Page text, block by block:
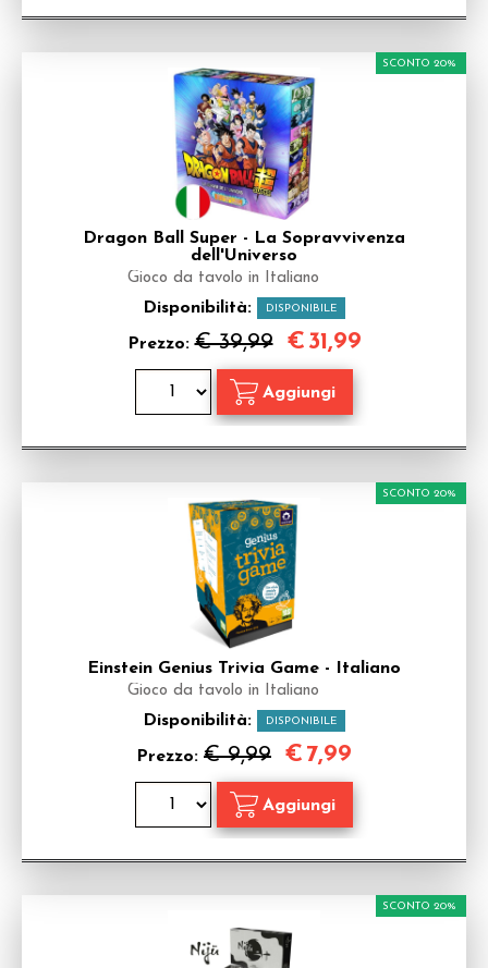
Dragon Ball Super - La Sopravvivenza
dell'Universo
Gioco da tavolo in Italiano
Disponibilità: DISPONIBILE
Prezzo:€ 39,99
SCONTO 20%
€ 31,99
Einstein Genius Trivia Game - Italiano
Gioco da tavolo in Italiano
Disponibilità: DISPONIBILE
Prezzo: € 9,99
SCONTO 20%
€ 7,99
SCONTO 20%